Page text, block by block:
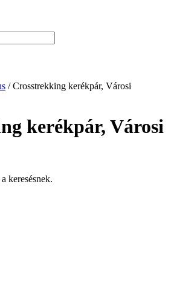
/ Crosstrekking kerékpár, Városi
kerékpár, Városi
keresésnek.